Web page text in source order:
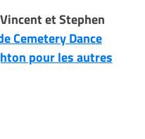
et Stephen
Cemetery Dance
pour les autres